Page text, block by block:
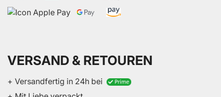
VERSAND & RETOUREN
+ Versandfertig in 24h bei